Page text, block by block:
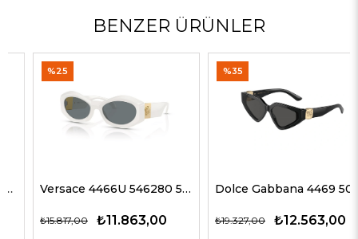
BENZER ÜRÜNLER
Versace 4466U 546280 54 G Kadın Güneş Gözlükleri
₺11.863,00
₺15.817,00
Dolce Gabbana 4469 501/87 59 G Kadın Güneş Gözlükleri
₺12.563,00
₺19.327,00